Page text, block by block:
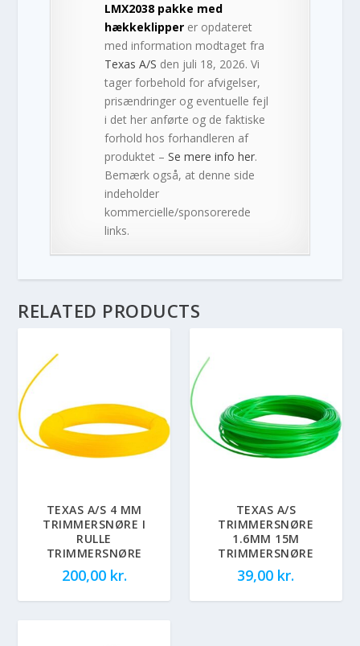
LMX2038 pakke med
hækkeklipper er opdateret
med information modtaget fra
Texas A/S den juli 18, 2026. Vi
tager forbehold for afvigelser,
prisændringer og eventuelle fejl
i det her anførte og de faktiske
forhold hos forhandleren af
produktet –Se mere info her.
Bemærk også, at denne side
indeholder
kommercielle/sponsorerede
links.
RELATED PRODUCTS
TEXAS A/S 4 MM
TRIMMERSNØRE I
RULLE
TRIMMERSNØRE
200,00 kr.
TEXAS A/S
TRIMMERSNØRE
1.6MM 15M
TRIMMERSNØRE
39,00 kr.